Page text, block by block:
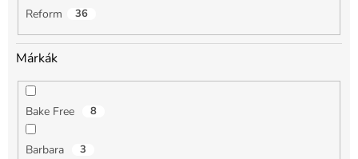
Reform 36
Márkák
Bake Free 8
Barbara 3